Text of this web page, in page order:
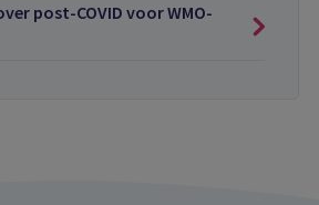
post-COVID voor WMO-